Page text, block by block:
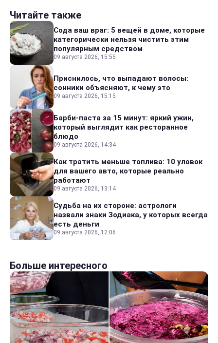
Читайте также
Сода ваш враг: 5 вещей в доме, которые
категорически нельзя чистить этим
популярным средством
09 августа 2026, 15:55
Приснилось, что выпадают волосы:
сонники объясняют, к чему это
09 августа 2026, 15:15
Барби-паста за 15 минут: яркий ужин,
который выглядит как ресторанное
блюдо
09 августа 2026, 14:34
Как тратить меньше топлива: 10 уловок
для вашего авто, которые реально
работают
09 августа 2026, 13:14
Судьба на их стороне: астрологи
назвали знаки Зодиака, у которых всегда
есть деньги
09 августа 2026, 12:06
Больше интересного